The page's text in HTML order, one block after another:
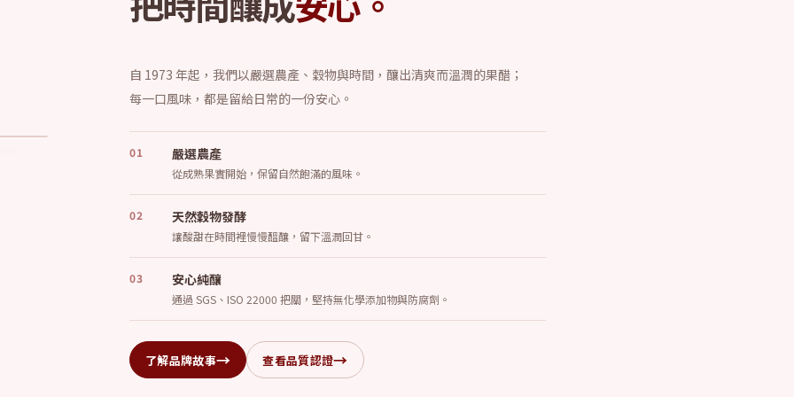
自 1973 年起，我們以嚴選農產、穀物與時間，釀出清爽而溫潤的果醋；
每一口風味，都是留給日常的一份安心。
01 嚴選農產
從成熟果實開始，保留自然飽滿的風味。
02 天然穀物發酵
讓酸甜在時間裡慢慢醞釀，留下溫潤回甘。
03 安心純釀
通過 SGS、ISO 22000 把關，堅持無化學添加物與防腐劑。
了解品牌故事→ 查看品質認證→